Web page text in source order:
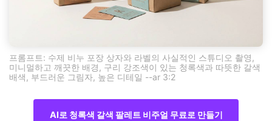
프롬프트: 수제 비누 포장 상자와 라벨의 사실적인 스튜디오 촬영,
미니멀하고 깨끗한 배경, 구리 강조색이 있는 청록색과 따뜻한 갈색
배색, 부드러운 그림자, 높은 디테일 --ar 3:2
AI로 청록색 갈색 팔레트 비주얼 무료로 만들기